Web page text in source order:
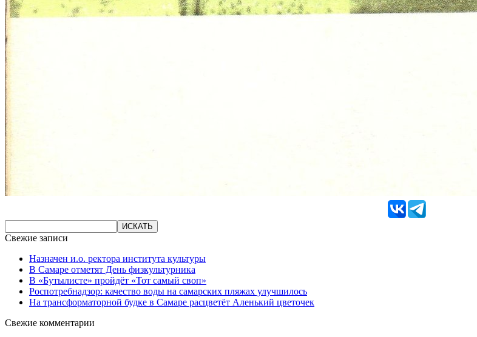
Свежие записи
Назначен и.о. ректора института культуры
В Самаре отметят День физкультурника
В «Бутылисте» пройдёт «Тот самый своп»
Роспотребнадзор: качество воды на самарских пляжах улучшилось
На трансформаторной будке в Самаре расцветёт Аленький цветочек
Свежие комментарии